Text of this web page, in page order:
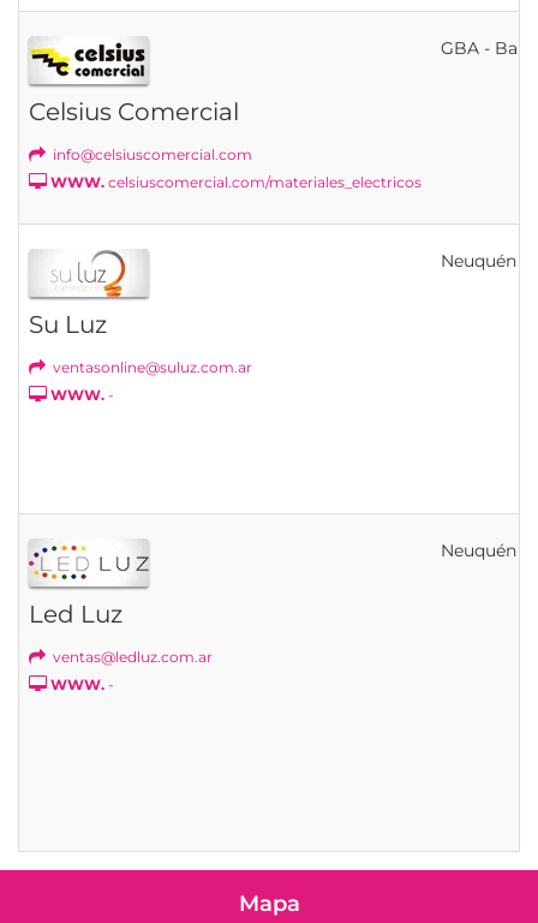
Celsius Comercial
info@celsiuscomercial.com
WWW. celsiuscomercial.com/materiales_electricos
GBA -
Su Luz
ventasonline@suluz.com.ar
WWW. -
Neuquén
Led Luz
ventas@ledluz.com.ar
WWW. -
Neuquén
Mapa